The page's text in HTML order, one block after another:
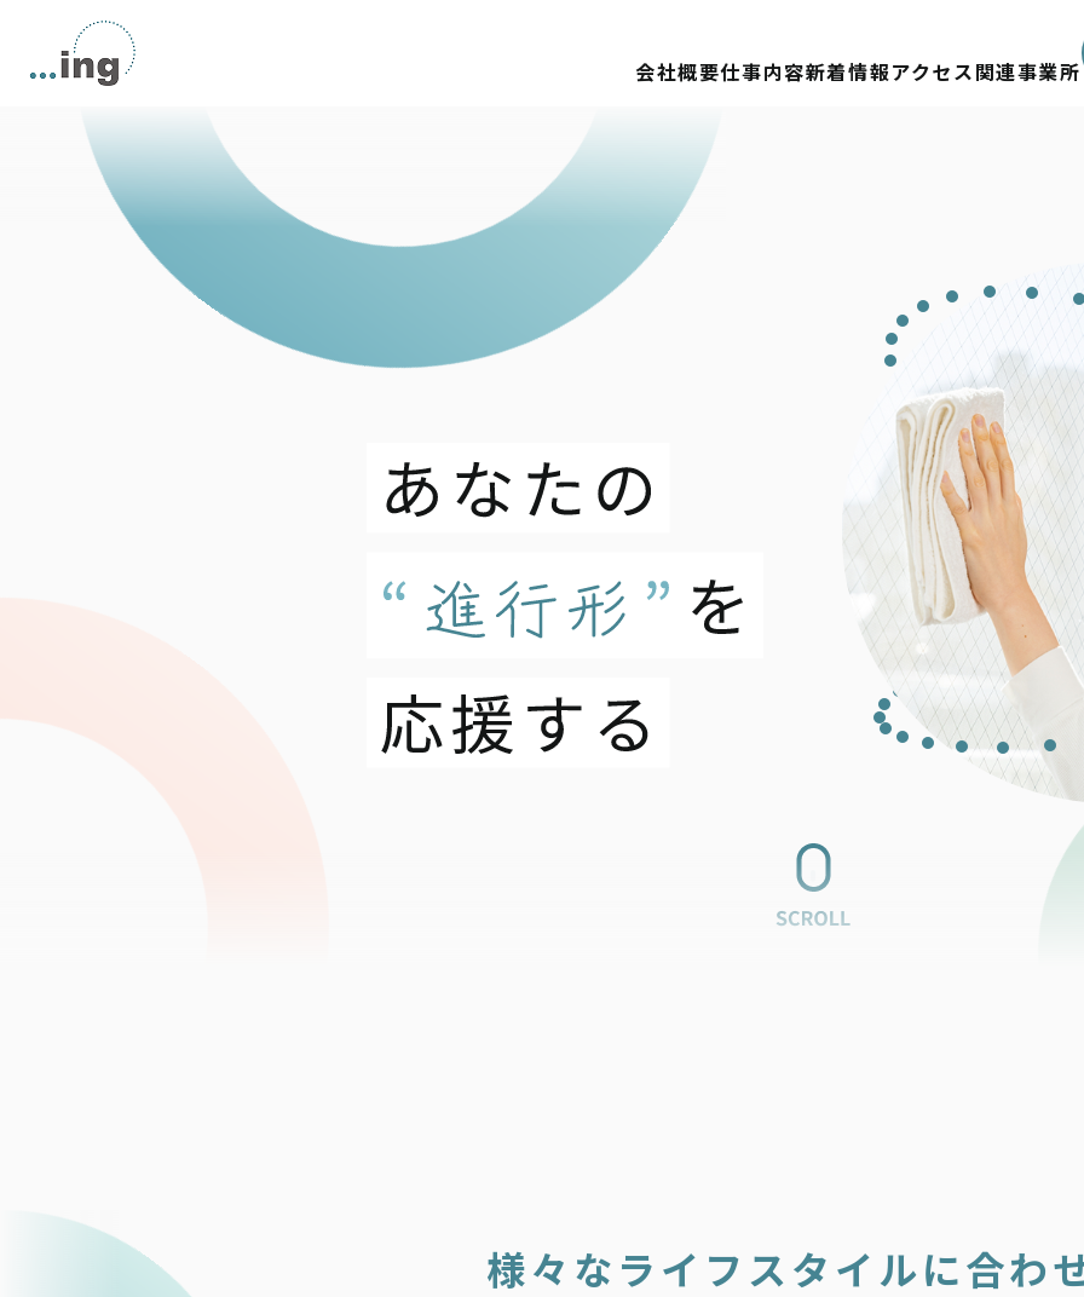
会社概要仕事内容新着情報アクセス関連事業所
様々なライフスタイルに合わ